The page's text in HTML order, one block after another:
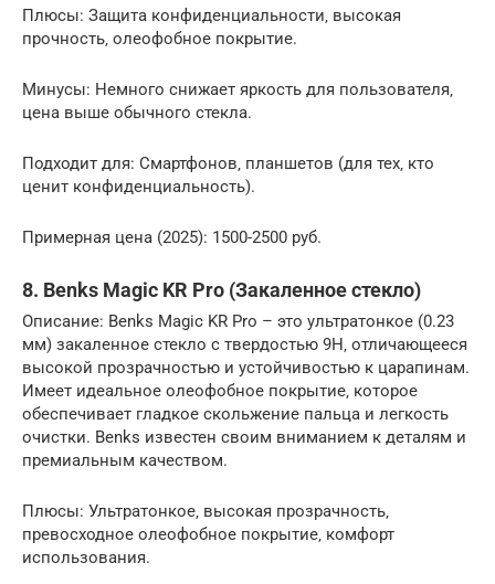
Плюсы: Защита конфиденциальности‚ высокая
прочность‚ олеофобное покрытие.
Минусы: Немного снижает яркость для пользователя‚
цена выше обычного стекла.
Подходит для: Смартфонов‚ планшетов (для тех‚ кто
ценит конфиденциальность).
Примерная цена (2025): 1500-2500 руб.
8. Benks Magic KR Pro (Закаленное стекло)
Описание: Benks Magic KR Pro – это ультратонкое (0.23
мм) закаленное стекло с твердостью 9H‚ отличающееся
высокой прозрачностью и устойчивостью к царапинам.
Имеет идеальное олеофобное покрытие‚ которое
обеспечивает гладкое скольжение пальца и легкость
очистки. Benks известен своим вниманием к деталям и
премиальным качеством.
Плюсы: Ультратонкое‚ высокая прозрачность‚
превосходное олеофобное покрытие‚ комфорт
использования.